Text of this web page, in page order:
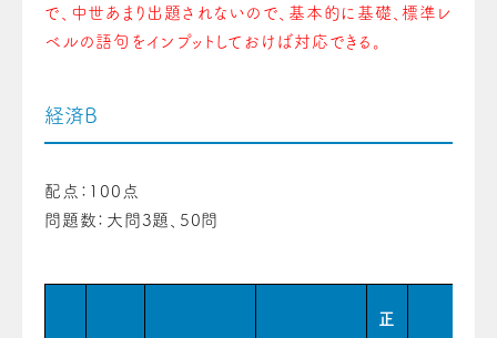
で、中世あまり出題されないので、基本的に基礎、標準レ
ベルの語句をインプットしておけば対応できる。
経済B
配点：100点
問題数：大問3題、50問
正